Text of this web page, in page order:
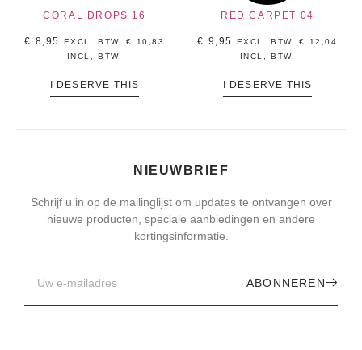
CORAL DROPS 16
€ 8,95 EXCL. BTW.€
10,83
INCL, BTW.
I DESERVE THIS
RED CARPET 04
€ 9,95 EXCL. BTW.€
12,04
INCL, BTW.
I DESERVE THIS
NIEUWBRIEF
Schrijf u in op de mailinglijst om updates te ontvangen over
nieuwe producten, speciale aanbiedingen en andere
kortingsinformatie.
ABONNEREN